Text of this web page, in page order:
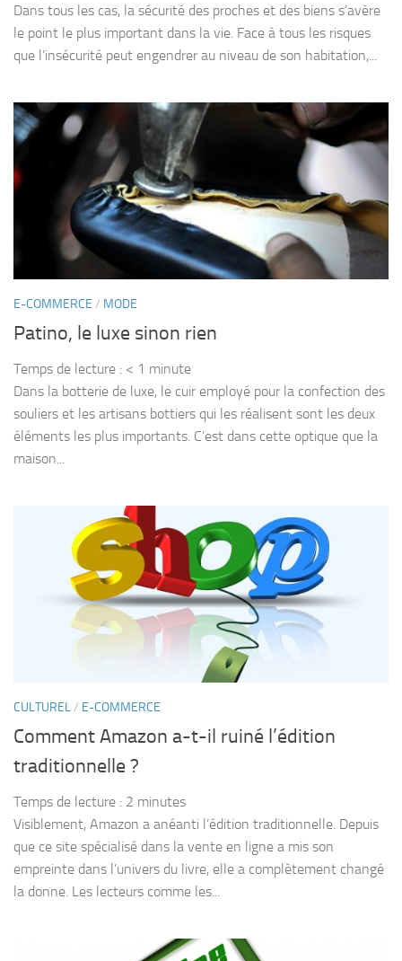
Dans tous les cas, la sécurité des proches et des biens s’avère
le point le plus important dans la vie. Face à tous les risques
que l’insécurité peut engendrer au niveau de son habitation,...
E-COMMERCE / MODE
Patino, le luxe sinon rien
Temps de lecture : < 1 minute
Dans la botterie de luxe, le cuir employé pour la confection des
souliers et les artisans bottiers qui les réalisent sont les deux
éléments les plus importants. C’est dans cette optique que la
maison...
CULTUREL/ E-COMMERCE
Comment Amazon a-t-il ruiné l’édition
traditionnelle ?
Temps de lecture : 2 minutes
Visiblement, Amazon a anéanti l’édition traditionnelle. Depuis
que ce site spécialisé dans la vente en ligne a mis son
empreinte dans l’univers du livre, elle a complètement changé
la donne. Les lecteurs comme les...